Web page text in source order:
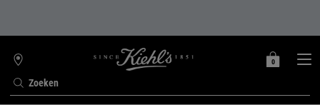
Zoeken
WINKELZOEKER
MIJN
0
0 PRODUCT